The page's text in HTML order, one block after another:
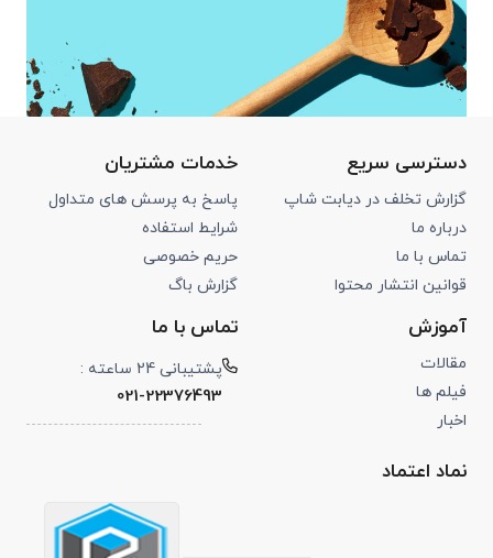
دسترسی سریع
گزارش تخلف در دیابت شاپ
درباره ما
تماس با ما
قوانین انتشار محتوا
خدمات مشتریان
پاسخ به پرسش های متداول
شرایط استفاده
حریم خصوصی
گزارش باگ
آموزش
مقالات
فیلم ها
اخبار
تماس با ما
پشتیبانی 24 ساعته :
021-22376493
نماد اعتماد